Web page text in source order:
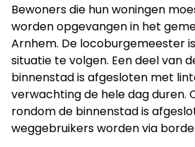
Bewoners die hun woningen
worden opgevangen in het
Arnhem. De locoburgemeester
situatie te volgen. Een deel van
binnenstad is afgesloten met
verwachting de hele dag duren.
rondom de binnenstad is
weggebruikers worden via